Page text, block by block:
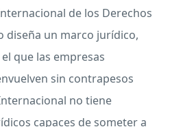
de los Derechos
diseña un marco jurídico,
que las empresas
sin contrapesos
no tiene
capaces de someter a